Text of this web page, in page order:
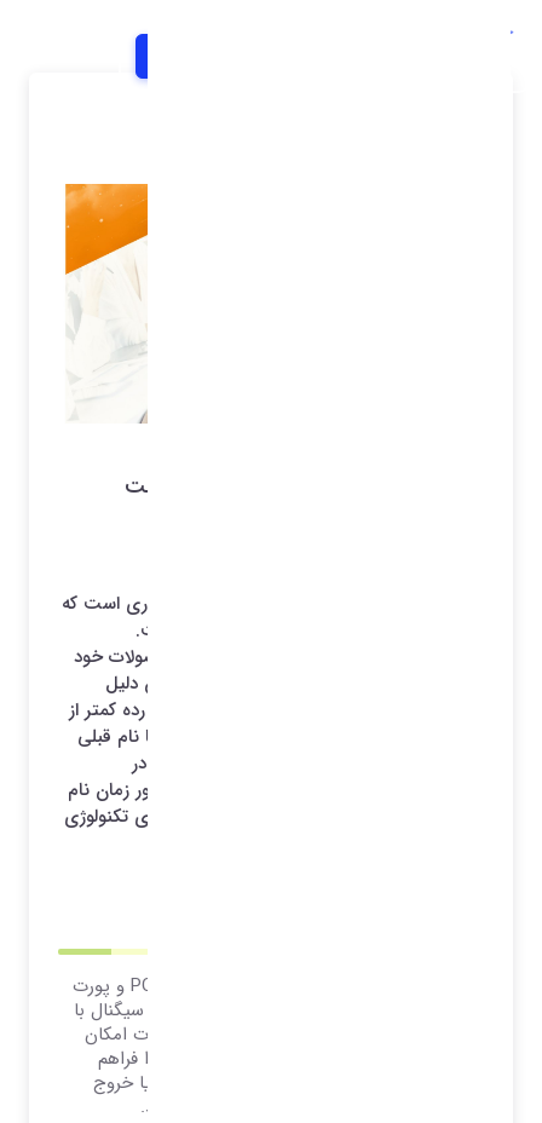
خانه
شناخت تفاوت کانکتور با پروتکل تاندربولت
Thunderbolt نام تجاری یک رابط سخت افزاری است که
توسط اینتل (با همکاری اپل) ساخته شده است.
تولیدکنندگان برای استفاده از این پورت در محصولات خود
موظفند از اینتل مجوز دریافت نمایند. به همین دلیل
تولیدکنندگان در دستگاه‌های پایین رده یا میان رده کمتر از
آن استفاده می‌کنند. برخی شاید تاندربولت را با نام قبلی
آن یعنی، Light Peak بهتر بشناسند که سابق در
محصولات اپل از آن استفاده می‌شد. ولی با مرور زمان نام
آن تغییر کرده و نسلهایی از این فناوری به دنیای تکنولوژی
تاندربولت ترکیبی از اسلات PCI Express (PCIe) و پورت
DisplayPort (DP) است. در تاندربولت این دو سیگنال با
هم به صورت سریالی ترکیب می‌شوند. این پورت امکان
اتصال سخت افزار جانبی مختلف به کامپیوتر را فراهم
می‌کند. این وسایل جانبی می‌تواند برای ورود یا خروج
صدا ، داده ، تصویر و یا حتی جریان برق باشند.